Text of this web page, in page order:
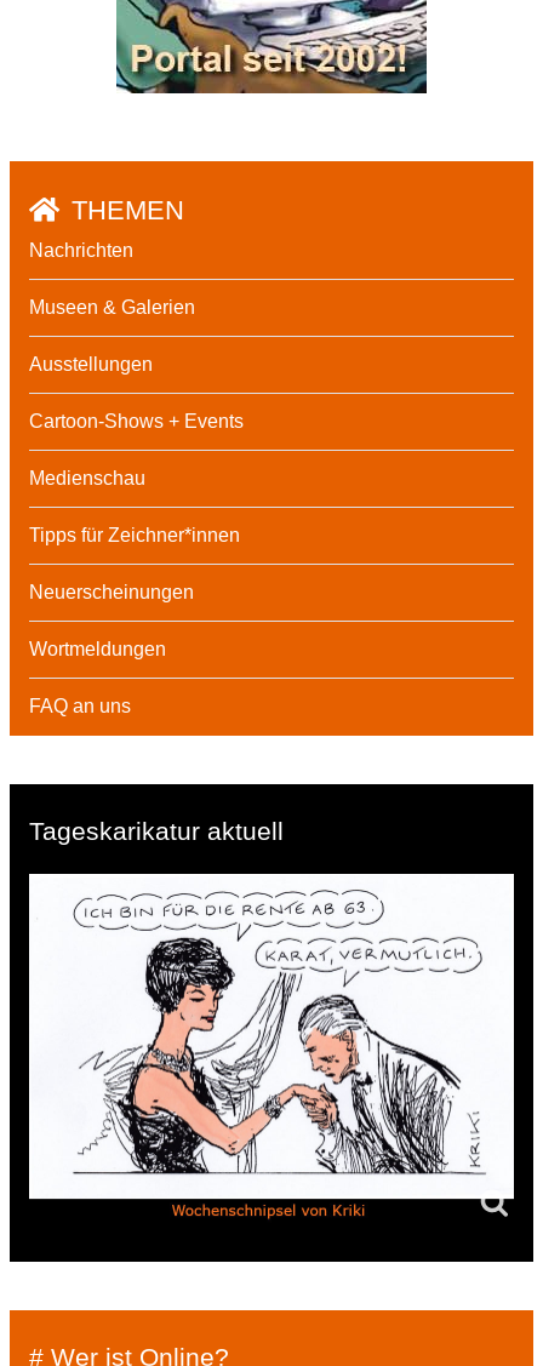
THEMEN
Nachrichten
Museen & Galerien
Ausstellungen
Cartoon-Shows + Events
Medienschau
Tipps für Zeichner*innen
Neuerscheinungen
Wortmeldungen
FAQ an uns
Tageskarikatur aktuell
# Wer ist Online?